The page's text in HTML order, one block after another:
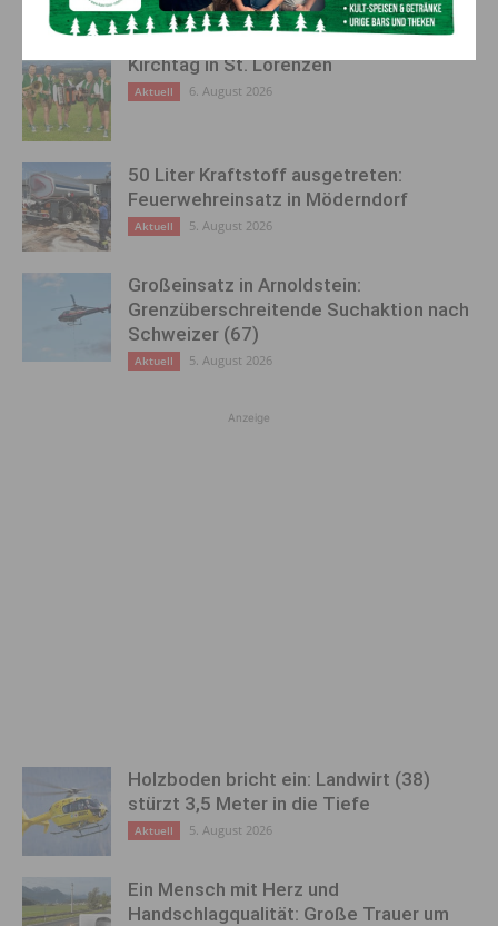
Kirchtag in St. Lorenzen
Aktuell 6. August 2026
50 Liter Kraftstoff ausgetreten:
Feuerwehreinsatz in Möderndorf
Aktuell 5. August 2026
Großeinsatz in Arnoldstein:
Grenzüberschreitende Suchaktion nach
Schweizer (67)
Aktuell 5. August 2026
Anzeige
Holzboden bricht ein: Landwirt (38)
stürzt 3,5 Meter in die Tiefe
Aktuell 5. August 2026
Ein Mensch mit Herz und
Handschlagqualität: Große Trauer um